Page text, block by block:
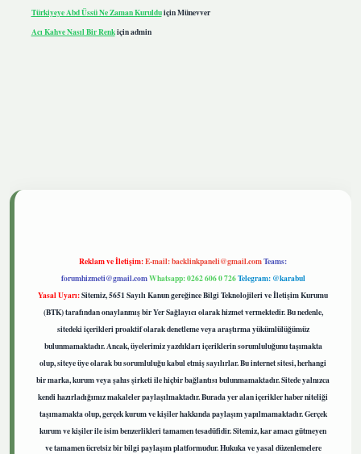
Türkiyeye Abd Üssü Ne Zaman KurulduiçinMünevver
Acı Kahve Nasıl Bir Renkiçinadmin
Reklam ve İletişim:E-mail:backlinkpaneli@gmail.comTeams:
forumhizmeti@gmail.comWhatsapp: 0262 606 0 726Telegram: @karabul
Yasal Uyarı:Sitemiz, 5651 Sayılı Kanun gereğince Bilgi Teknolojileri ve İletişim Kurumu
(BTK) tarafından onaylanmış bir Yer Sağlayıcı olarak hizmet vermektedir. Bu nedenle,
sitedeki içerikleri proaktif olarak denetleme veya araştırma yükümlülüğümüz
bulunmamaktadır. Ancak, üyelerimiz yazdıkları içeriklerin sorumluluğunu taşımakta
olup, siteye üye olarak bu sorumluluğu kabul etmiş sayılırlar. Bu internet sitesi, herhangi
bir marka, kurum veya şahıs şirketi ile hiçbir bağlantısı bulunmamaktadır. Sitede yalnızca
kendi hazırladığımız makaleler paylaşılmaktadır. Burada yer alan içerikler haber niteliği
taşımamakta olup, gerçek kurum ve kişiler hakkında paylaşım yapılmamaktadır. Gerçek
kurum ve kişiler ile isim benzerlikleri tamamen tesadüfidir. Sitemiz, kar amacı gütmeyen
ve tamamen ücretsiz bir bilgi paylaşım platformudur. Hukuka ve yasal düzenlemelere